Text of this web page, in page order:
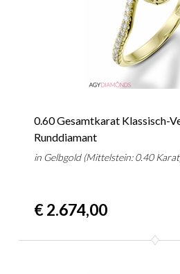
0.60 Gesamtkarat Klassisch-
Runddiamant
in Gelbgold (Mittelstein: 0.40
€ 2.674,00